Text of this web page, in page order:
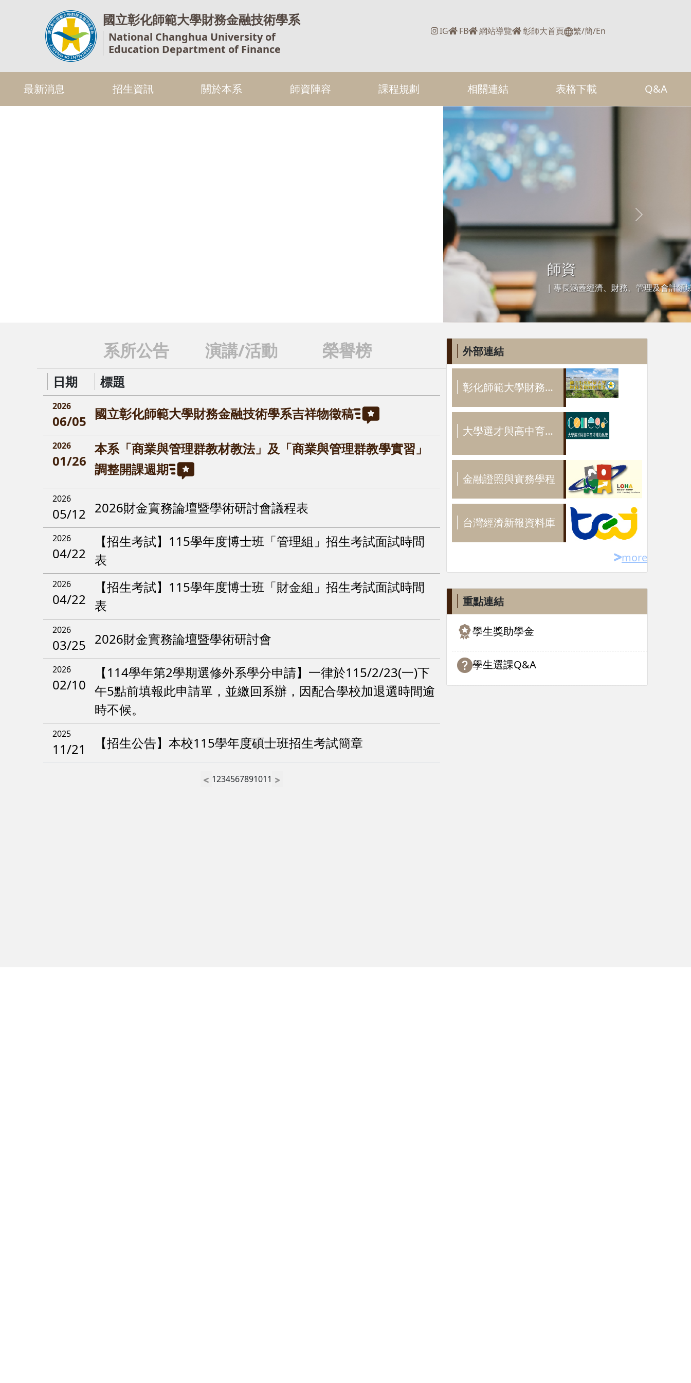
國立彰化師範大學財務金融技術學系
National Changhua University of
Education Department of Finance
IG FB 網站導覽 彰師大首頁 繁/簡/En
最新消息 招生資訊 關於本系 師資陣容 課程規劃 相關連結 表格下載 Q&A
Next
系所公告 演講/活動 榮譽榜
日期 標題
2026
06/05 國立彰化師範大學財務金融技術學系吉祥物徵稿
2026
01/26
本系「商業與管理群教材教法」及「商業與管理群教學實習」
調整開課週期
2026
05/12 2026財金實務論壇暨學術研討會議程表
2026
04/22
【招生考試】115學年度博士班「管理組」招生考試面試時間
表
2026
04/22
【招生考試】115學年度博士班「財金組」招生考試面試時間
表
2026
03/25 2026財金實務論壇暨學術研討會
2026
02/10
【114學年第2學期選修外系學分申請】一律於115/2/23(一)下
午5點前填報此申請單，並繳回系辦，因配合學校加退選時間逾
時不候。
2025
11/21 【招生公告】本校115學年度碩士班招生考試簡章
1234567891011
外部連結
彰化師範大學財務金融技術學系宣傳影片
大學選才與高中育才輔助系統
金融證照與實務學程
台灣經濟新報資料庫
more
重點連結
學生獎助學金
學生選課Q&A